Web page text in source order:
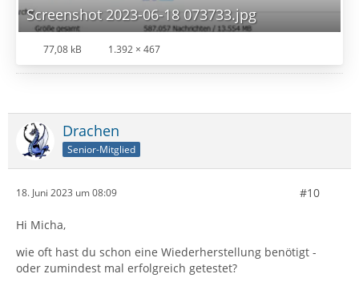
Screenshot 2023-06-18 073733.jpg
77,08 kB 1.392 × 467
Drachen
Senior-Mitglied
18. Juni 2023 um 08:09 #10
Hi Micha,
wie oft hast du schon eine Wiederherstellung benötigt -
oder zumindest mal erfolgreich getestet?